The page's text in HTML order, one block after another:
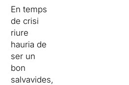
En temps
de crisi
riure
hauria de
ser un
bon
salvavides,